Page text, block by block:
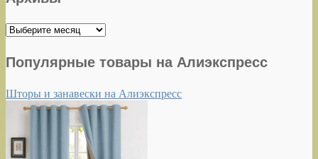
Архивы
Популярные товары на Алиэкспресс
Шторы и занавески на Алиэкспресс